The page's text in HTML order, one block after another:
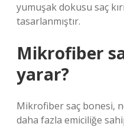
yumuşak dokusu saç
tasarlanmıştır.
Mikrofiber
yarar?
Mikrofiber saç bonesi,
daha fazla emiciliğe